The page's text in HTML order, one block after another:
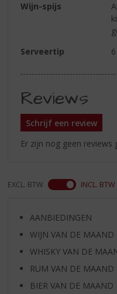
Wijn-spijs
Serveertip
Reviews
Schrijf een review
Er zijn nog geen
EXCL. BTW INCL. BTW
AANBIEDINGEN
WIJN VAN DE MAAND
WHISKY VAN DE
RUM VAN DE MAAND
BIER VAN DE MAAND